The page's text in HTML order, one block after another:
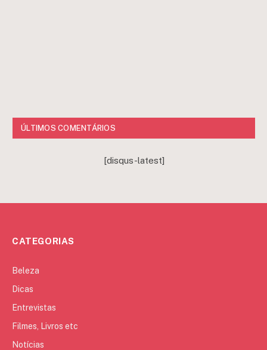
ÚLTIMOS COMENTÁRIOS
[disqus-latest]
CATEGORIAS
Beleza
Dicas
Entrevistas
Filmes, Livros etc
Notícias